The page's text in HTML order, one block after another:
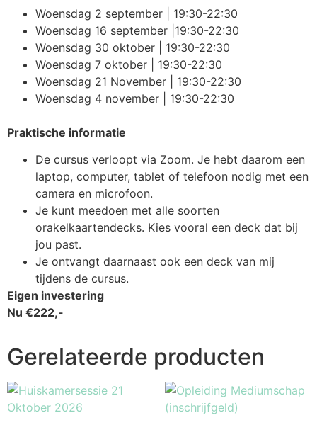
Woensdag 2 september | 19:30-22:30
Woensdag 16 september |19:30-22:30
Woensdag 30 oktober | 19:30-22:30
Woensdag 7 oktober | 19:30-22:30
Woensdag 21 November | 19:30-22:30
Woensdag 4 november | 19:30-22:30
Praktische informatie
De cursus verloopt via Zoom. Je hebt daarom een
laptop, computer, tablet of telefoon nodig met een
camera en microfoon.
Je kunt meedoen met alle soorten
orakelkaartendecks. Kies vooral een deck dat bij
jou past.
Je ontvangt daarnaast ook een deck van mij
tijdens de cursus.
Eigen investering
Nu €222,-
Gerelateerde producten